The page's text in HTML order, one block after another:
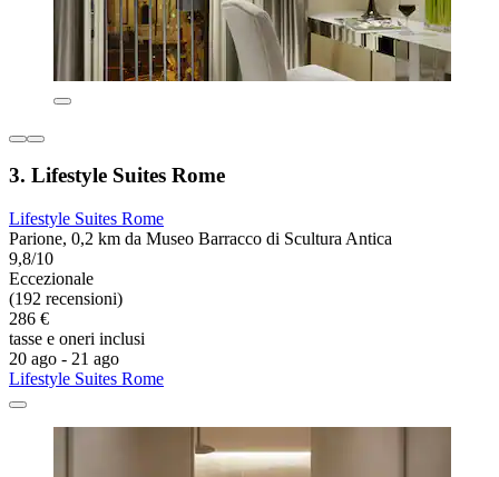
3. Lifestyle Suites Rome
Lifestyle Suites Rome
Parione, 0,2 km da Museo Barracco di Scultura Antica
9,8/10
Eccezionale
(192 recensioni)
286 €
tasse e oneri inclusi
20 ago - 21 ago
Lifestyle Suites Rome